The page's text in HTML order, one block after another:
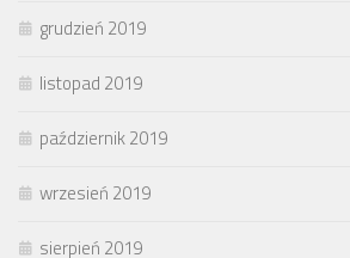
grudzień 2019
listopad 2019
październik 2019
wrzesień 2019
sierpień 2019